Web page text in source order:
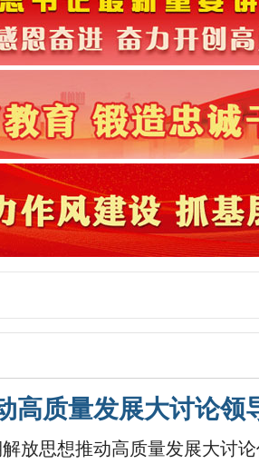
高质量发展大讨论领
放思想推动高质量发展大讨